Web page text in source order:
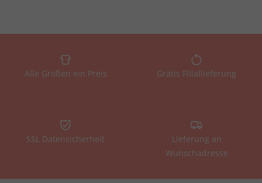
Alle Größen ein Preis Gratis Filiallieferung
SSL Datensicherheit
Lieferung an
Wunschadresse